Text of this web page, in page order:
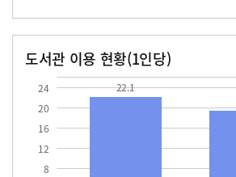
도서관 이용 현황(1인당)
8
12
16
20
24
22.1